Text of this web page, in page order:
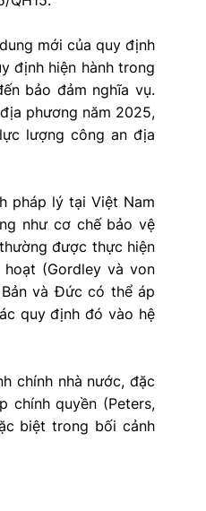
mới của quy định
định hiện hành trong
bảo đảm nghĩa vụ.
phương năm 2025,
lượng công an địa
pháp lý tại Việt Nam
như cơ chế bảo vệ
được thực hiện
(Gordley và von
và Đức có thể áp
quy định đó vào hệ
chính nhà nước, đặc
chính quyền (Peters,
biệt trong bối cảnh